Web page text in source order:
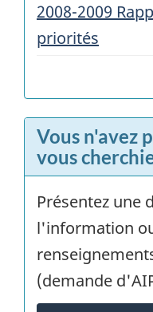
2008-2009
priorités
Vous n'avez
vous
Présentez une
l'information
(demande